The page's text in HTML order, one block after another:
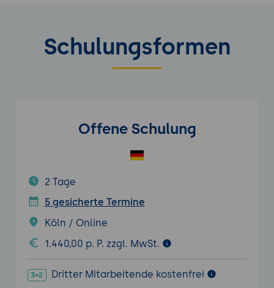
Schulungsformen
Offene Schulung
2 Tage
5 gesicherte Termine
Köln / Online
1.440,00 p. P. zzgl. MwSt.
Dritter Mitarbeitende kostenfrei